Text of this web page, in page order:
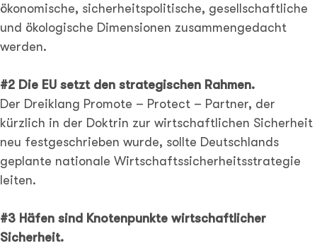
ökonomische, sicherheitspolitische, gesellschaftliche
und ökologische Dimensionen zusammengedacht
werden.
#2 Die EU setzt den strategischen Rahmen.
Der Dreiklang Promote – Protect – Partner, der
kürzlich in der Doktrin zur wirtschaftlichen Sicherheit
neu festgeschrieben wurde, sollte Deutschlands
geplante nationale Wirtschaftssicherheitsstrategie
leiten.
#3 Häfen sind Knotenpunkte wirtschaftlicher
Sicherheit.